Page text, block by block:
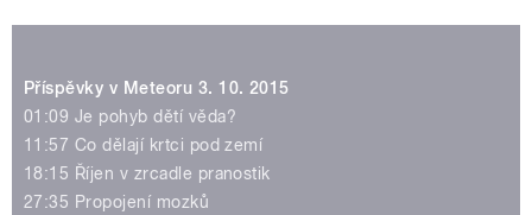
Příspěvky v Meteoru 3. 10. 2015
01:09 Je pohyb dětí věda?
11:57 Co dělají krtci pod zemí
18:15 Říjen v zrcadle pranostik
27:35 Propojení mozků